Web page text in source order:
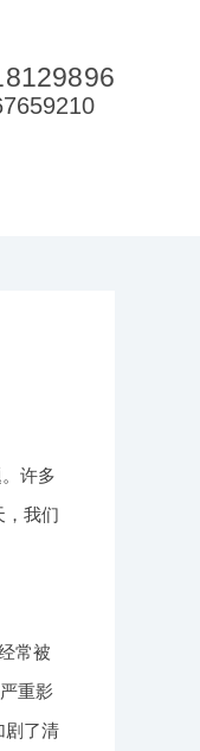
许多
，我们
常被
重影
剧了清